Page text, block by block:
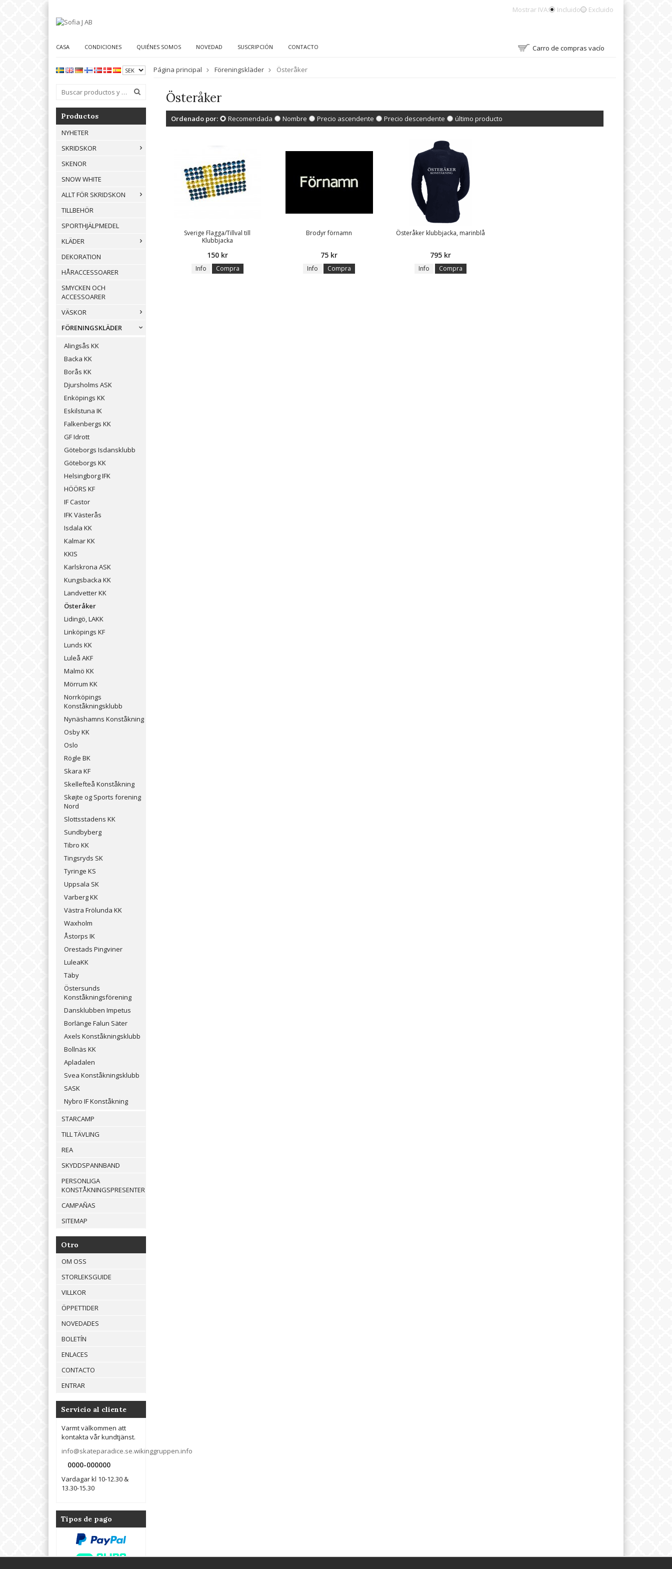
Mostrar IVA: Incluido Excluido
CASA CONDICIONES QUIÉNES SOMOS NOVEDAD SUSCRIPCIÓN CONTACTO Carro de compras vacío
Productos
NYHETER
SKRIDSKOR
SKENOR
SNOW WHITE
ALLT FÖR SKRIDSKON
TILLBEHÖR
SPORTHJÄLPMEDEL
KLÄDER
DEKORATION
HÅRACCESSOARER
SMYCKEN OCH
ACCESSOARER
VÄSKOR
FÖRENINGSKLÄDER
Alingsås KK
Backa KK
Borås KK
Djursholms ASK
Enköpings KK
Eskilstuna IK
Falkenbergs KK
GF Idrott
Göteborgs Isdansklubb
Göteborgs KK
Helsingborg IFK
HÖÖRS KF
IF Castor
IFK Västerås
Isdala KK
Kalmar KK
KKIS
Karlskrona ASK
Kungsbacka KK
Landvetter KK
Österåker
Lidingö, LAKK
Linköpings KF
Lunds KK
Luleå AKF
Malmö KK
Mörrum KK
Norrköpings
Konståkningsklubb
Nynäshamns Konståkning
Osby KK
Oslo
Rögle BK
Skara KF
Skellefteå Konståkning
Skøjte og Sports forening
Nord
Slottsstadens KK
Sundbyberg
Tibro KK
Tingsryds SK
Tyringe KS
Uppsala SK
Varberg KK
Västra Frölunda KK
Waxholm
Åstorps IK
Orestads Pingviner
LuleaKK
Täby
Östersunds
Konståkningsförening
Dansklubben Impetus
Borlänge Falun Säter
Axels Konståkningsklubb
Bollnäs KK
Apladalen
Svea Konståkningsklubb
SASK
Nybro IF Konståkning
STARCAMP
TILL TÄVLING
REA
SKYDDSPANNBAND
PERSONLIGA
KONSTÅKNINGSPRESENTER
CAMPAÑAS
SITEMAP
Otro
OM OSS
STORLEKSGUIDE
VILLKOR
ÖPPETTIDER
NOVEDADES
BOLETÍN
ENLACES
CONTACTO
ENTRAR
Servicio al cliente
Varmt välkommen att
kontakta vår kundtjänst.
info@skateparadice.se.wikinggruppen.info
0000-000000
Vardagar kl 10-12.30 &
13.30-15.30
Tipos de pago
Página principal Föreningskläder Österåker
Österåker
Ordenado por: Recomendada Nombre Precio ascendente Precio descendente último producto
Sverige Flagga/Tillval till
Klubbjacka
150 kr
Info Compra
Brodyr förnamn
75 kr
Info Compra
Österåker klubbjacka, marinblå
795 kr
Info Compra